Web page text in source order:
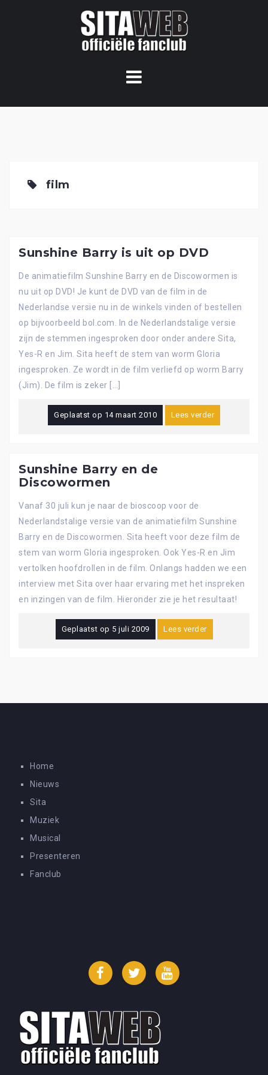
film
Sunshine Barry is uit op DVD
De animatiefilm Sunshine Barry en de Discowormen is
nu uit op DVD! Je kunt de DVD van de film in de
Nederlandse versie nu in de winkels vinden of bestellen
op bijvoorbeeld bol.com. In de Nederlandstalige versie
zijn de stemmen ingesproken door onder andere Sita,
Yes-R en Jim. Sita heeft de stem van worm Gloria
ingesproken. Ze wordt in de film verliefd op worm Barry
(Jim). De film is zeker […]
Geplaatst op 14 maart 2010 Lees verder
Sunshine Barry en de
Discowormen
Vanaf 30 juli kun je naar de bioscoop voor de
Nederlandstalige versie van de animatiefilm Sunshine
Barry en de Discowormen. Sita heeft voor deze film de
stem van worm Gloria ingesproken. Ook Yes-R en Jim
vertolken hoofdrollen in de film. Onlangs hadden we een
interview met Sita over haar ervaring met het inspreken
en inzingen van de film. Hieronder zie je het resultaat!
Geplaatst op 5 juli 2009 Lees verder
Home
Nieuws
Sita
Muziek
Musical
Presenteren
Fanclub
FacebookTwitter YouTube